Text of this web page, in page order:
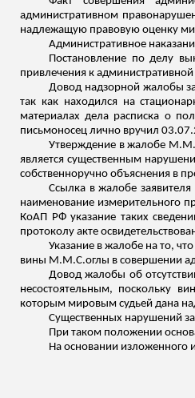
административном
надлежащую правовую оценку
Административное
Постановление по делу
привлечения к административной
Довод надзорной жалобы
так как находился на
материалах дела расписка о
письмоносец лично вручил
Утверждение в жалобе
является существенным
собственноручно объяснения в
Ссылка в жалобе
наименование измерительного
КоАП РФ указание таких
протоколу акте
Указание в жалобе на то,
вины М.М.С.оглы в совершении
Довод жалобы об
несостоятельным, поскольку
которым мировым судьей дана
Существенных нарушений
При таком положении
На основании изложенного